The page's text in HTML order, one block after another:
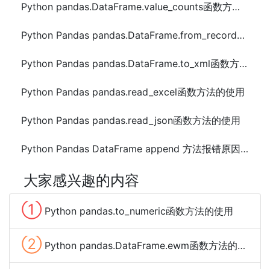
Python pandas.DataFrame.value_counts函数方法的使用
Python Pandas pandas.DataFrame.from_records函数方法的使用
Python Pandas pandas.DataFrame.to_xml函数方法的使用
Python Pandas pandas.read_excel函数方法的使用
Python Pandas pandas.read_json函数方法的使用
Python Pandas DataFrame append 方法报错原因及解决方法
大家感兴趣的内容
① Python pandas.to_numeric函数方法的使用
② Python pandas.DataFrame.ewm函数方法的使用